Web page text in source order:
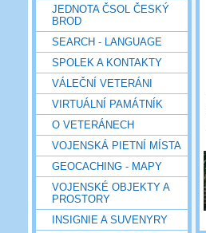
JEDNOTA ČSOL ČESKÝ
BROD
SEARCH - LANGUAGE
SPOLEK A KONTAKTY
VÁLEČNÍ VETERÁNI
VIRTUÁLNÍ PAMÁTNÍK
O VETERÁNECH
VOJENSKÁ PIETNÍ MÍSTA
GEOCACHING - MAPY
VOJENSKÉ OBJEKTY A
PROSTORY
INSIGNIE A SUVENYRY